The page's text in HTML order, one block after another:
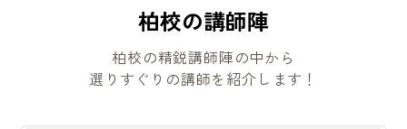
柏校の講師陣
柏校の精鋭講師陣の中から
選りすぐりの講師を紹介します！